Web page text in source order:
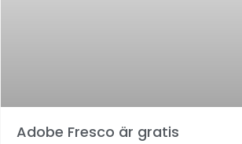
Adobe Fresco är gratis